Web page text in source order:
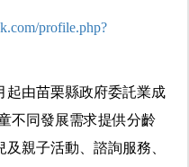
profile.php?
起由苗栗縣政府委託業成
不同發展需求提供分齡
親子活動、諮詢服務、